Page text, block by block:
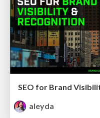
SEO for Brand
aleyda